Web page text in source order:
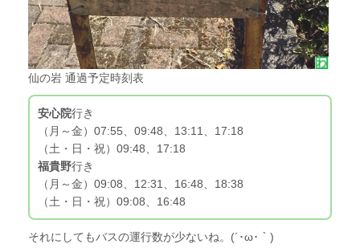
仙の岩 通過予定時刻表
安心院行き
（月～金）07:55、09:48、13:11、17:18
（土・日・祝）09:48、17:18
福貴野行き
（月～金）09:08、12:31、16:48、18:38
（土・日・祝）09:08、16:48
それにしてもバスの運行数が少ないね。(´･ω･｀)